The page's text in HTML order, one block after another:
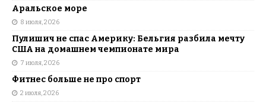
Аральское море
8 июля, 2026
Пулишич не спас Америку: Бельгия разбила мечту
США на домашнем чемпионате мира
7 июля, 2026
Фитнес больше не про спорт
2 июля, 2026